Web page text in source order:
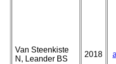
Van Steenkiste
N, Leander BS
2018